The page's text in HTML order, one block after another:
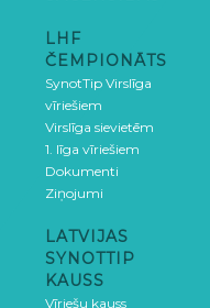
LHF
ČEMPIONĀTS
SynotTip Virslīga
vīriešiem
Virslīga sievietēm
1. līga vīriešiem
Dokumenti
Ziņojumi
LATVIJAS
SYNOTTIP
KAUSS
Vīriešu kauss